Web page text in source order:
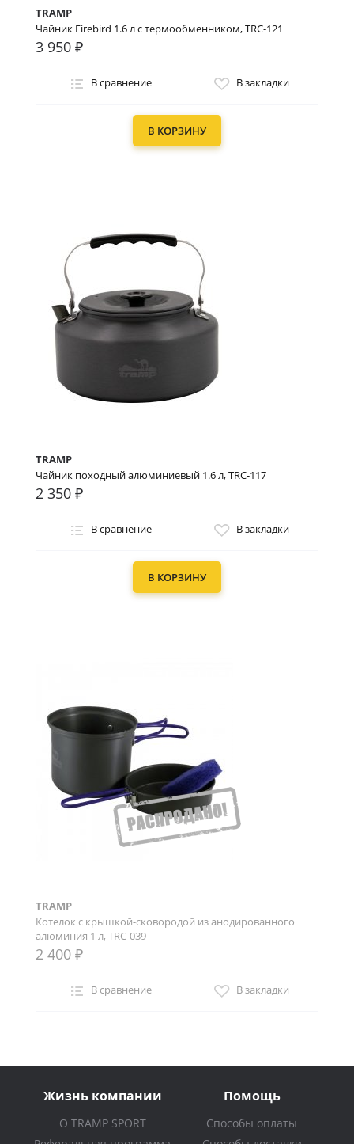
TRAMP
Чайник Firebird 1.6 л c термообменником, TRC-121
3 950 ₽
В сравнение В закладки
В КОРЗИНУ
TRAMP
Чайник походный алюминиевый 1.6 л, TRC-117
2 350 ₽
В сравнение В закладки
В КОРЗИНУ
TRAMP
Котелок с крышкой-сковородой из анодированного
алюминия 1 л, TRC-039
2 400 ₽
В сравнение В закладки
Жизнь компании
О TRAMP SPORT
Помощь
Способы оплаты